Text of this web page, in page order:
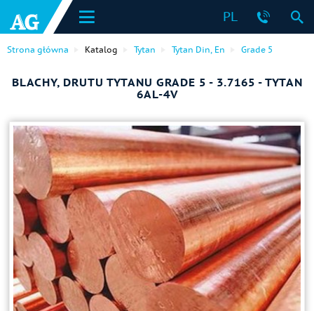
PL
Strona główna Katalog Tytan Tytan Din, En Grade 5
BLACHY, DRUTU TYTANU GRADE 5 - 3.7165 - TYTAN
6AL-4V